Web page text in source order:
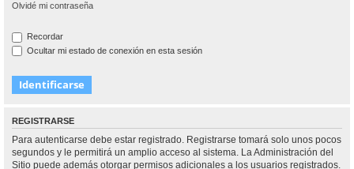
Olvidé mi contraseña
Recordar
Ocultar mi estado de conexión en esta sesión
REGISTRARSE
Para autenticarse debe estar registrado. Registrarse tomará solo unos pocos
segundos y le permitirá un amplio acceso al sistema. La Administración del
Sitio puede además otorgar permisos adicionales a los usuarios registrados.